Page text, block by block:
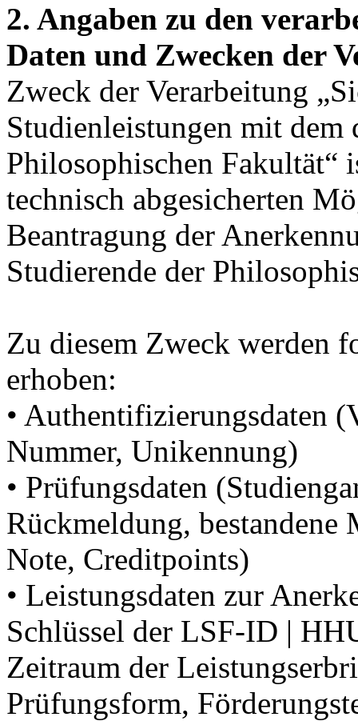
2. Angaben zu den
Daten und Zwecken der
Zweck der Verarbeitung
Studienleistungen mit
Philosophischen Fakultät“
technisch abgesicherten
Beantragung der
Studierende der
Zu diesem Zweck werden
erhoben:
• Authentifizierungsdaten
Nummer, Unikennung)
• Prüfungsdaten
Rückmeldung,
Note, Creditpoints)
• Leistungsdaten zur
Schlüssel der LSF-ID |
Zeitraum der
Prüfungsform,